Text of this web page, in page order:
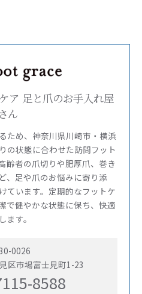
ア 足と爪のお手入れ屋
さん
ため、神奈川県川崎市・横浜
の状態に合わせた訪問フット
齢者の爪切りや肥厚爪、巻き
、足や爪のお悩みに寄り添
ています。定期的なフットケ
で健やかな状態に保ち、快適
ます。
0026
区市場富士見町1-23
8588